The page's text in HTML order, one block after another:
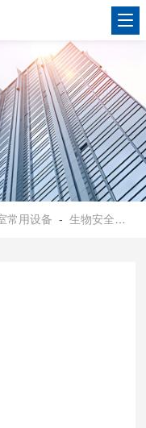
常用设备 -生物安全柜质量检测仪